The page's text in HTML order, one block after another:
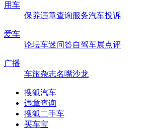
用车
保养违章查询服务汽车投诉
爱车
论坛车迷问答自驾车展点评
广播
车旅杂志名嘴沙龙
搜狐汽车
违章查询
搜狐二手车
买车宝